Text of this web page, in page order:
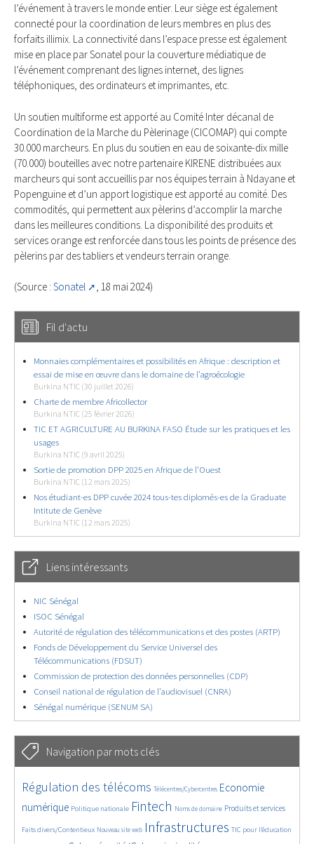
l’événement à travers le monde entier. Leur siège est également
connecté pour la coordination de leurs membres en plus des
forfaits illimix. La connectivité dans l’espace presse est également
mise en place par Sonatel pour la couverture médiatique de
l’événement comprenant des lignes internet, des lignes
téléphoniques, des ordinateurs et imprimantes, etc.
Un soutien multiforme est apporté au Comité Inter décanal de
Coordination de la Marche du Pèlerinage (CICOMAP) qui compte
30.000 marcheurs. En plus du soutien en eau de soixante-dix mille
(70.000) bouteilles avec notre partenaire KIRENE distribuées aux
marcheurs qui sont accueillis par nos équipes terrain à Ndayane et
Popenguine et d’un apport logistique est apporté au comité. Des
commodités, qui permettent aux pèlerins d’accomplir la marche
dans les meilleures conditions. La disponibilité des produits et
services orange est renforcée dans tous les points de présence des
pèlerins par des tabliers et vendeurs terrain orange.
(Source : Sonatel , 18 mai 2024)
Fil d'actu
Monnaies complémentaires et possibilités en Afrique : description et
essai de mise en œuvre dans le domaine de l’agroécologie
Burkina NTIC (30 juillet 2026)
Charte de membre Africollector
Burkina NTIC (25 février 2026)
TIC ET AGRICULTURE AU BURKINA FASO Étude sur les pratiques et les
usages
Burkina NTIC (9 avril 2025)
Sortie de promotion DPP 2025 en Afrique de l’Ouest
Burkina NTIC (12 mars 2025)
Nos étudiant-es DPP cuvée 2024 tous-tes diplomés-es de la Graduate
Intitute de Genève
Burkina NTIC (12 mars 2025)
Liens intéressants
NIC Sénégal
ISOC Sénégal
Autorité de régulation des télécommunications et des postes (ARTP)
Fonds de Développement du Service Universel des
Télécommunications (FDSUT)
Commission de protection des données personnelles (CDP)
Conseil national de régulation de l’audiovisuel (CNRA)
Sénégal numérique (SENUM SA)
Navigation par mots clés
4630/5783
Régulation des télécoms
383/5783 Télécentres/Cybercentres
3657/5783
Economie
numérique
1889/5783 Politique nationale
5253/5783 Fintech
668/5783 Noms de domaine
2336/5783 Produits et services
1554/5783
Faits divers/Contentieux Nouveau site web Infrastructures TIC pour l’éducation